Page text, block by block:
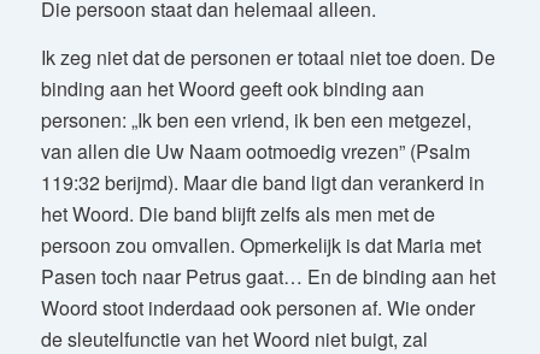
Die persoon staat dan helemaal alleen.
Ik zeg niet dat de personen er totaal niet toe doen. De
binding aan het Woord geeft ook binding aan
personen: „Ik ben een vriend, ik ben een metgezel,
van allen die Uw Naam ootmoedig vrezen” (Psalm
119:32 berijmd). Maar die band ligt dan verankerd in
het Woord. Die band blijft zelfs als men met de
persoon zou omvallen. Opmerkelijk is dat Maria met
Pasen toch naar Petrus gaat… En de binding aan het
Woord stoot inderdaad ook personen af. Wie onder
de sleutelfunctie van het Woord niet buigt, zal